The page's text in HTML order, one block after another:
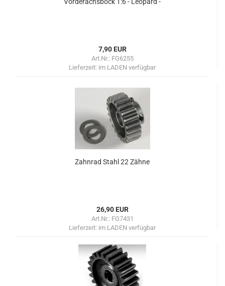
7,90 EUR
Art.Nr.: FG6255
Lieferzeit: im LADEN verfügbar
Zahnrad Stahl 22 Zähne
26,90 EUR
Art.Nr.: FG7431
Lieferzeit: im LADEN verfügbar